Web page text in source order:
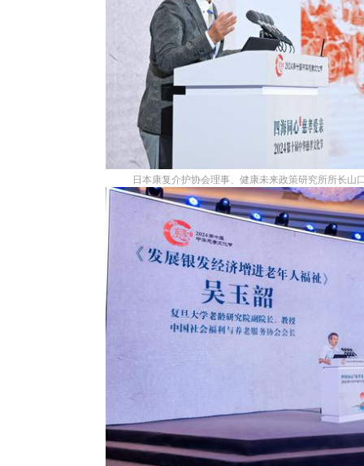
日本康复介护协会理事、健康未来政策研究所所长山